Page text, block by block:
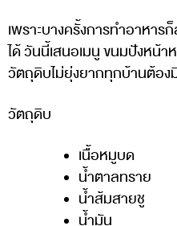
เพราะบางครั้งการทำอาหา
ได้ วันนี้เสนอเมนู ขนมปังหน้
วัตถุดิบไม่ยุ่งยากทุกบ้านต้อง
วัตถุดิบ
เนื้อหมูบด
น้ำตาลทราย
น้ำส้มสายชู
น้ำมัน